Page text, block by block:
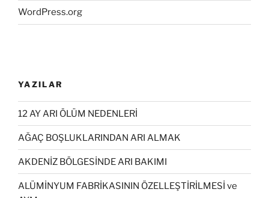
WordPress.org
YAZILAR
12 AY ARI ÖLÜM NEDENLERİ
AĞAÇ BOŞLUKLARINDAN ARI ALMAK
AKDENİZ BÖLGESİNDE ARI BAKIMI
ALÜMİNYUM FABRİKASININ ÖZELLEŞTİRİLMESİ ve